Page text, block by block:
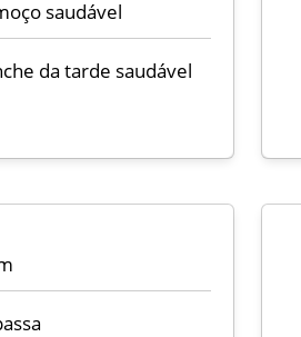
saudável
da tarde saudável